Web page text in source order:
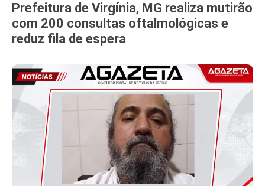
Prefeitura de Virgínia, MG realiza mutirão
com 200 consultas oftalmológicas e
reduz fila de espera